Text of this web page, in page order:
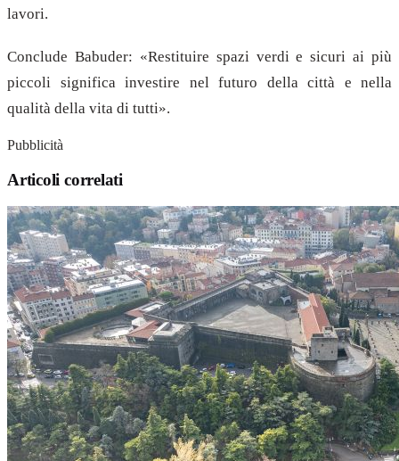
lavori.
Conclude Babuder: «Restituire spazi verdi e sicuri ai più
piccoli significa investire nel futuro della città e nella
qualità della vita di tutti».
Pubblicità
Articoli correlati